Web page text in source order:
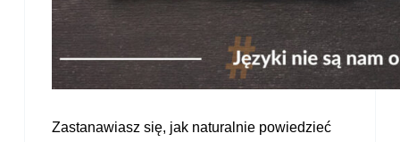
Zastanawiasz się, jak naturalnie powiedzieć